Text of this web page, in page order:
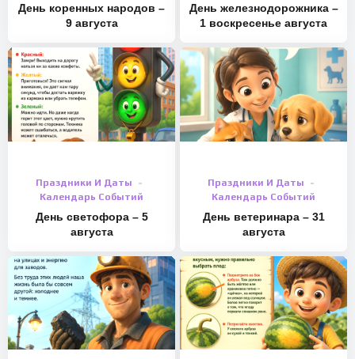
День коренных народов –
9 августа
День железнодорожника –
1 воскресенье августа
Праздники И Даты
Календарь Событий
День светофора – 5
августа
Праздники И Даты
Календарь Событий
День ветеринара – 31
августа